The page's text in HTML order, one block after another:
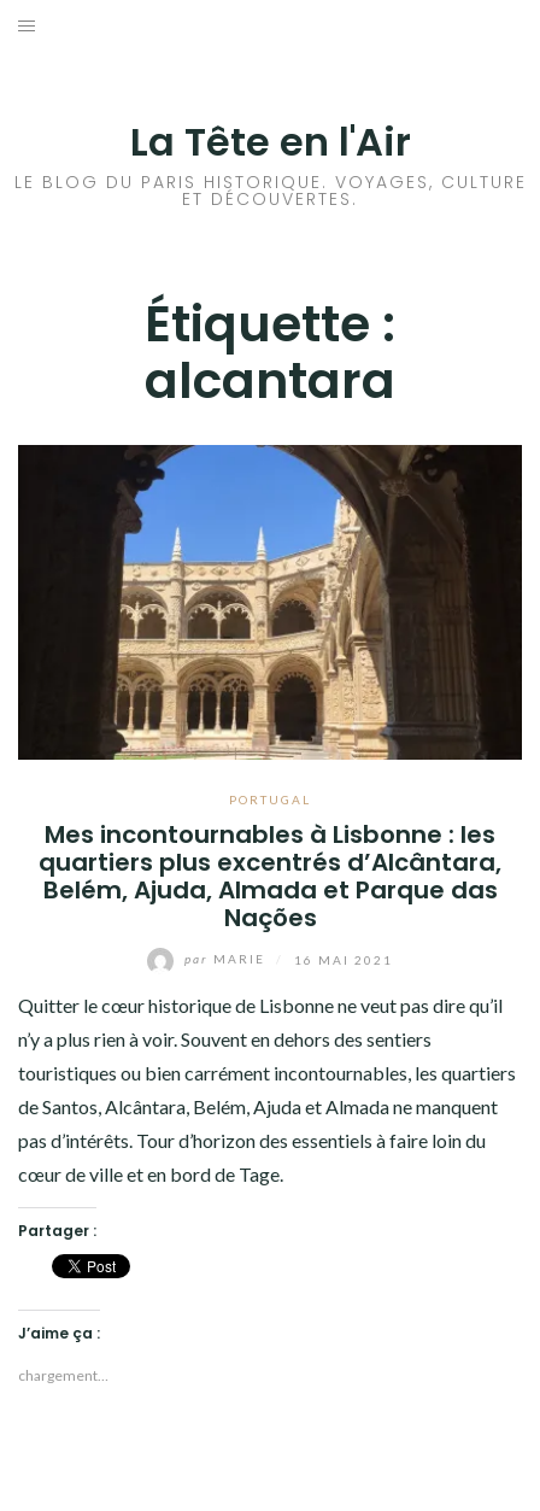
Aller
La Tête en l'Air
LE BLOG DU PARIS HISTORIQUE. VOYAGES, CULTURE
ET DÉCOUVERTES.
Étiquette :
alcantara
PORTUGAL
Mes incontournables à Lisbonne : les
quartiers plus excentrés d’Alcântara,
Belém, Ajuda, Almada et Parque das
Nações
par MARIE 16 MAI 2021
Quitter le cœur historique de Lisbonne ne veut pas dire qu’il
n’y a plus rien à voir. Souvent en dehors des sentiers
touristiques ou bien carrément incontournables, les quartiers
de Santos, Alcântara, Belém, Ajuda et Almada ne manquent
pas d’intérêts. Tour d’horizon des essentiels à faire loin du
cœur de ville et en bord de Tage.
Partager :
J’aime ça :
chargement…
HISTOIRES EN ILE DE FRANCE
VOYAGES À L’ÉTRANGER